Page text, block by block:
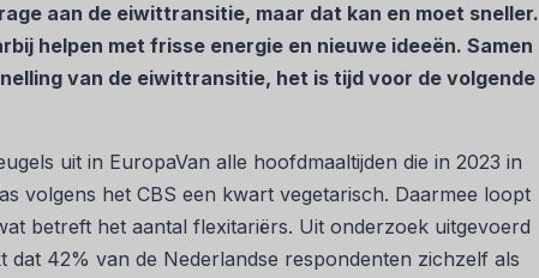
aan de eiwittransitie, maar dat kan en moet sneller.
helpen met frisse energie en nieuwe ideeën. Samen
van de eiwittransitie, het is tijd voor de volgende
uit in EuropaVan alle hoofdmaaltijden die in 2023 in
volgens het CBS een kwart vegetarisch. Daarmee loopt
betreft het aantal flexitariërs. Uit onderzoek uitgevoerd
dat 42% van de Nederlandse respondenten zichzelf als